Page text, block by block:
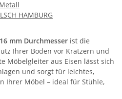
HAMBURG
mm Durchmesser ist die
Ihrer Böden vor Kratzern und
Möbelgleiter aus Eisen lässt sich
und sorgt für leichtes,
Ihrer Möbel – ideal für Stühle,